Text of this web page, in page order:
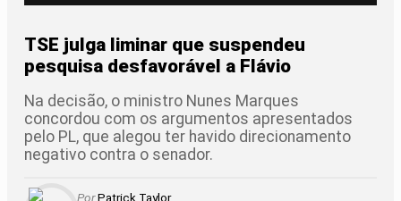
TSE julga liminar que suspendeu
pesquisa desfavorável a Flávio
Na decisão, o ministro Nunes Marques
concordou com os argumentos apresentados
pelo PL, que alegou ter havido direcionamento
negativo contra o senador.
PorPatrick Taylor